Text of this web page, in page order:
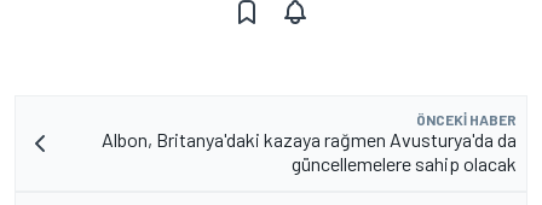
ÖNCEKI HABER
Albon, Britanya'daki kazaya rağmen Avusturya'da da
güncellemelere sahip olacak